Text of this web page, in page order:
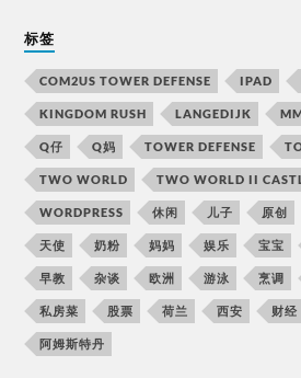
标签
COM2US TOWER DEFENSE IPAD
KINGDOM RUSH LANGEDIJK
Q仔 Q妈 TOWER DEFENSE
TWO WORLD TWO WORLD II
WORDPRESS 休闲 儿子 原创
天使 奶粉 妈妈 娱乐 宝宝
早教 杂谈 欧洲 游泳 烹调
私房菜 股票 荷兰 西安 财经
阿姆斯特丹